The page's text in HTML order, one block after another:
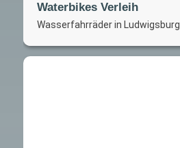
Waterbikes Verleih
Wasserfahrräder in Ludwigsburg